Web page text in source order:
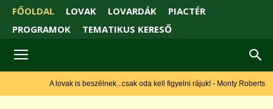
FŐOLDAL LOVAK LOVARDÁK
PIACTÉR
PROGRAMOK
TEMATIKUS KERESŐ
A lovak is beszélnek...csak oda kell figyelni rájuk! - Monty Roberts